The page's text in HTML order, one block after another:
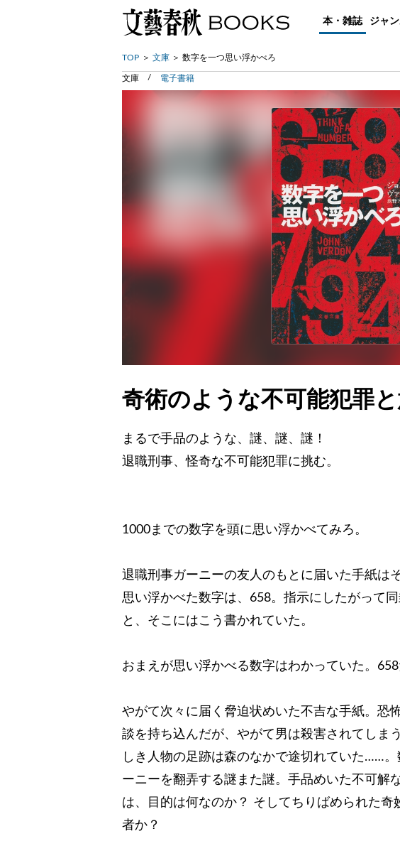
本・雑誌 ジャ
TOP 文庫 数字を一つ思い浮かべろ
文庫 電子書籍
奇術のような不可能犯罪と
まるで手品のような、謎、謎、謎！
退職刑事、怪奇な不可能犯罪に挑む。
1000までの数字を頭に思い浮かべてみろ。
退職刑事ガーニーの友人のもとに届いた手紙は
思い浮かべた数字は、658。指示にしたがって
と、そこにはこう書かれていた。
おまえが思い浮かべる数字はわかっていた。658
やがて次々に届く脅迫状めいた不吉な手紙。恐
談を持ち込んだが、やがて男は殺害されてしま
しき人物の足跡は森のなかで途切れていた……
ーニーを翻弄する謎また謎。手品めいた不可
は、目的は何なのか？ そしてちりばめられた奇
者か？